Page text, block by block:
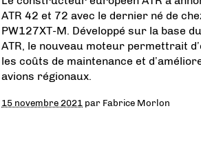
ATR 42 et 72 avec le dernier né de
PW127XT-M. Développé sur la base
ATR, le nouveau moteur permettrait
les coûts de maintenance et
avions régionaux.
15 novembre 2021 par Fabrice Morlon